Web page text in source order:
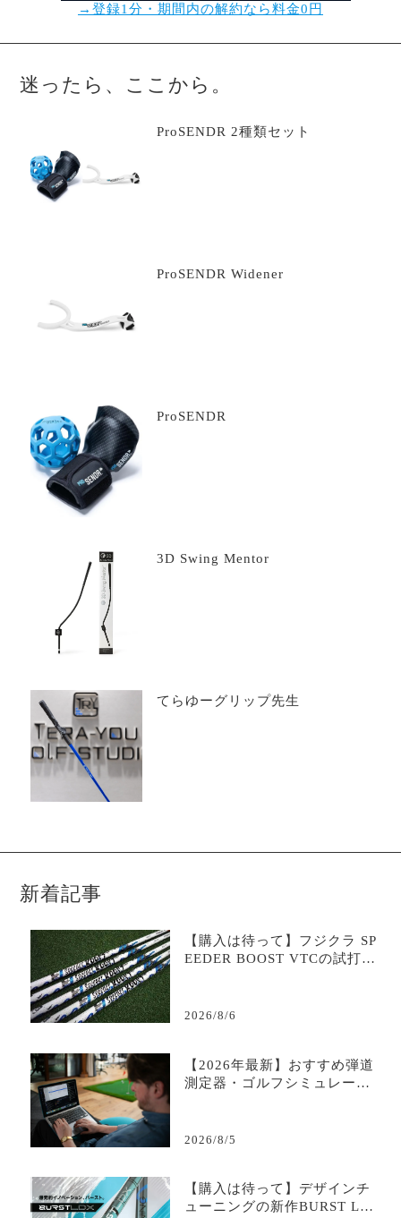
→登録1分・期間内の解約なら料金0円
迷ったら、ここから。
ProSENDR 2種類セット
ProSENDR Widener
ProSENDR
3D Swing Mentor
てらゆーグリップ先生
新着記事
【購入は待って】フジクラ SP
EEDER BOOST VTCの試打評
ック・最安値を徹底解説
2026/8/6
【2026年最新】おすすめ弾道
測定器・ゴルフシミュレータ
2026/8/5
【購入は待って】デザインチ
ューニングの新作BURST LD